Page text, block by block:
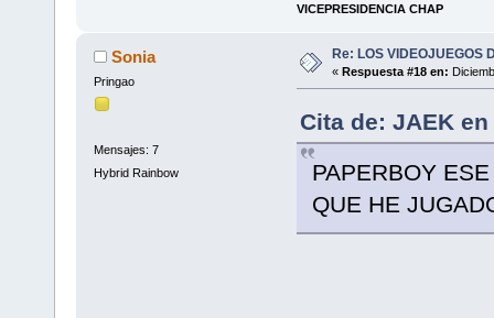
VICEPRESIDENCIA CHAP
Sonia
Pringao
Mensajes: 7
Hybrid Rainbow
Re: LOS VIDEOJUEGOS
« Respuesta #18 en:
Cita de: JAEK
PAPERBOY
QUE HE